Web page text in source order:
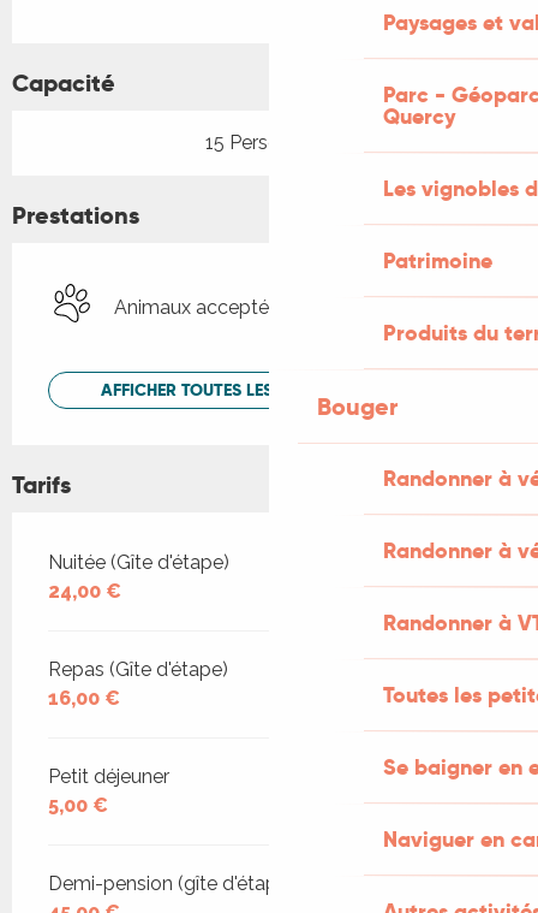
Paysages et
Parc -
Quercy
Les vignobles
Patrimoine
Produits du
Bouger
Randonner à
Randonner à
Randonner à
Toutes les
Se baigner en
Naviguer en
Capacité
15 Personne(s)
Prestations
Animaux acceptés
AFFICHER TOUTES LES PRESTATIONS
Tarifs
Tarifs 2026
Nuitée (Gîte d'étape)
24,00 €
Repas (Gîte d'étape)
16,00 €
Petit déjeuner
5,00 €
Demi-pension (gîte d'étape)